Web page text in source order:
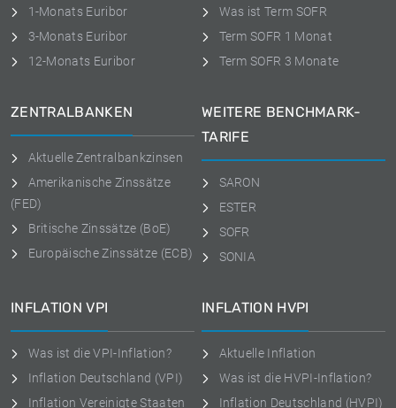
1-Monats Euribor
3-Monats Euribor
12-Monats Euribor
Was ist Term SOFR
Term SOFR 1 Monat
Term SOFR 3 Monate
ZENTRALBANKEN
Aktuelle Zentralbankzinsen
Amerikanische Zinssätze
(FED)
Britische Zinssätze (BoE)
Europäische Zinssätze (ECB)
WEITERE BENCHMARK-
TARIFE
SARON
ESTER
SOFR
SONIA
INFLATION VPI
Was ist die VPI-Inflation?
Inflation Deutschland (VPI)
Inflation Vereinigte Staaten
INFLATION HVPI
Aktuelle Inflation
Was ist die HVPI-Inflation?
Inflation Deutschland (HVPI)